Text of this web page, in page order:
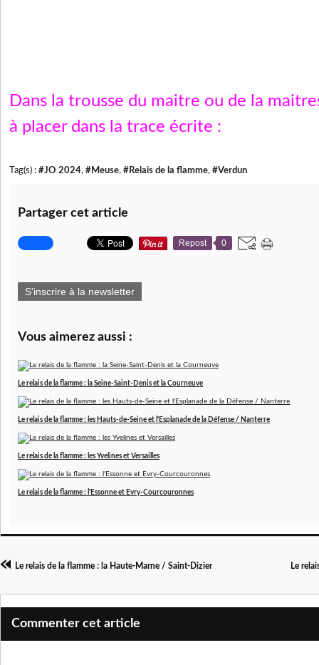
Dans la trousse du maitre ou de la
à placer dans la trace écrite :
Tag(s) : #JO 2024, #Meuse, #Relais de la flamme, #Verdun
Partager cet article
Repost 0
S'inscrire à la newsletter
Vous aimerez aussi :
Le relais de la flamme : la Seine-Saint-Denis et la Courneuve
Le relais de la flamme : les Hauts-de-Seine et l'Esplanade de la Défense / Nanterre
Le relais de la flamme : les Yvelines et Versailles
Le relais de la flamme : l'Essonne et Evry-Courcouronnes
Le relais de la flamme : la Haute-Marne / Saint-Dizier Le
Commenter cet article